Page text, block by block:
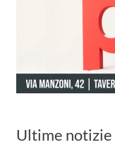
Ultime notizie